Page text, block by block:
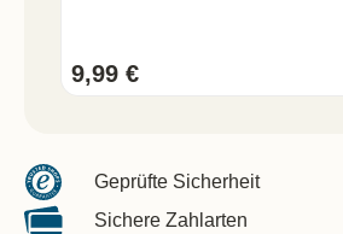
9,99 €
Geprüfte Sicherheit
Sichere Zahlarten